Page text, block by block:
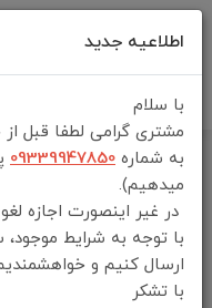
خانه
فهرست محصولات
عینک آفتابی گرین لاین مدل Carenzo Sunglasses
اطلاعیه جدید
با سلام
مشتری گرامی لطفا قبل
به شماره 09339947850
میدهیم).
در غیر اینصورت اجازه
با توجه به شرایط
ارسال کنیم و
با تشکر